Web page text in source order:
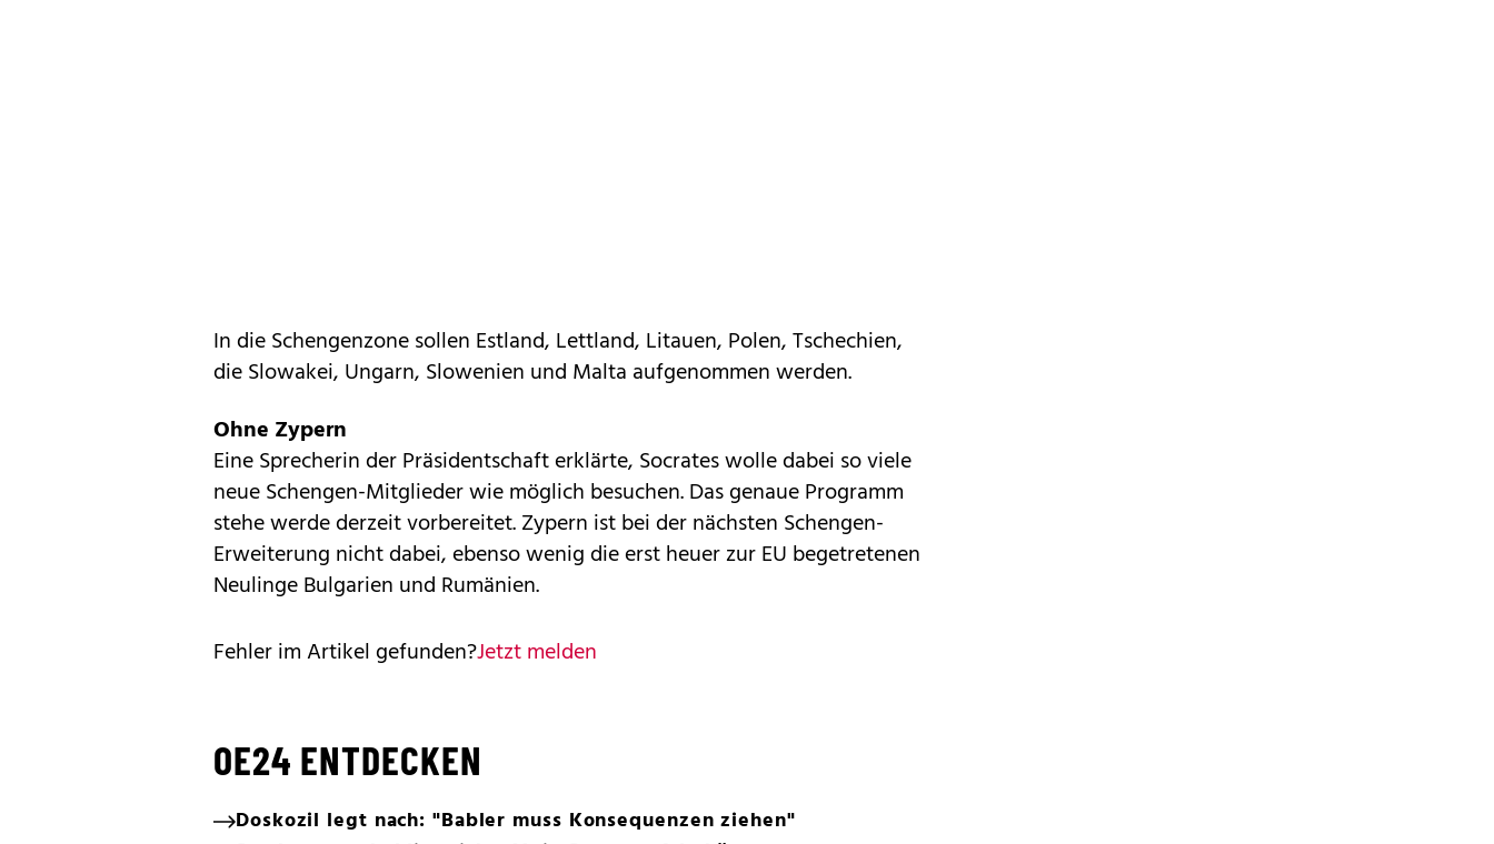
In die Schengenzone sollen Estland, Lettland, Litauen, Polen, Tschechien,
die Slowakei, Ungarn, Slowenien und Malta aufgenommen werden.
Ohne Zypern
Eine Sprecherin der Präsidentschaft erklärte, Socrates wolle dabei so viele
neue Schengen-Mitglieder wie möglich besuchen. Das genaue Programm
stehe werde derzeit vorbereitet. Zypern ist bei der nächsten Schengen-
Erweiterung nicht dabei, ebenso wenig die erst heuer zur EU begetretenen
Neulinge Bulgarien und Rumänien.
Fehler im Artikel gefunden?Jetzt melden
OE24 ENTDECKEN
Doskozil legt nach: "Babler muss Konsequenzen ziehen"